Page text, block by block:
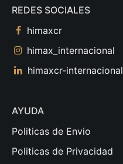
REDES SOCIALES
himaxcr
himax_internacional
himaxcr-internacional
AYUDA
Politicas de Envio
Politicas de Privacidad